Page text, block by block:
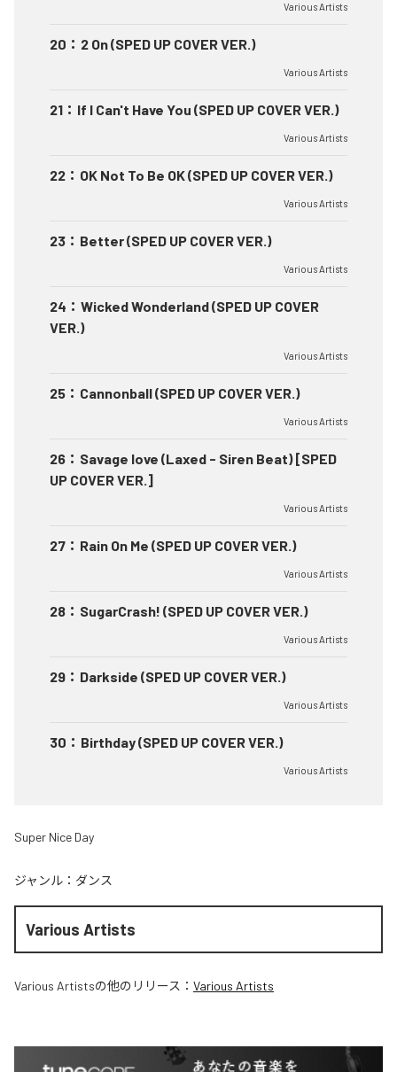
Various Artists
20 ： 2 On (SPED UP COVER VER.)
Various Artists
21 ： If I Can't Have You (SPED UP COVER VER.)
Various Artists
22 ： OK Not To Be OK (SPED UP COVER VER.)
Various Artists
23 ： Better (SPED UP COVER VER.)
Various Artists
24 ： Wicked Wonderland (SPED UP COVER
VER.)
Various Artists
25 ： Cannonball (SPED UP COVER VER.)
Various Artists
26 ： Savage love (Laxed - Siren Beat) [SPED
UP COVER VER.]
Various Artists
27 ： Rain On Me (SPED UP COVER VER.)
Various Artists
28 ： SugarCrash! (SPED UP COVER VER.)
Various Artists
29 ： Darkside (SPED UP COVER VER.)
Various Artists
30 ： Birthday (SPED UP COVER VER.)
Various Artists
Super Nice Day
ジャンル： ダンス
Various Artists
Various Artistsの他のリリース： Various Artists